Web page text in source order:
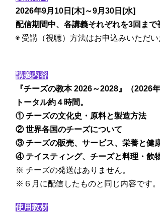
2026年9月10日[木]～9月30日[水]
配信期間中、各講義それぞれを3回まで
◉ 受講（視聴）方法はお申込みいただ
講義内容
『チーズの教本 2026～2028』（2026
トータル約４時間。
① チーズの文化史・原料と製造方法
② 世界各国のチーズについて
③ チーズの販売、サービス、栄養と健
④ テイスティング、チーズと料理・飲
※ チーズの発送はありません。
※６月に配信したものと同じ内容です。
使用教材